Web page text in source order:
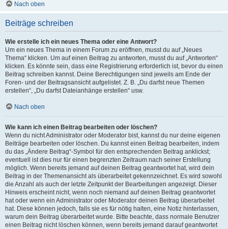
Nach oben
Beiträge schreiben
Wie erstelle ich ein neues Thema oder eine Antwort?
Um ein neues Thema in einem Forum zu eröffnen, musst du auf „Neues
Thema“ klicken. Um auf einen Beitrag zu antworten, musst du auf „Antworten“
klicken. Es könnte sein, dass eine Registrierung erforderlich ist, bevor du einen
Beitrag schreiben kannst. Deine Berechtigungen sind jeweils am Ende der
Foren- und der Beitragsansicht aufgelistet. Z. B. „Du darfst neue Themen
erstellen“, „Du darfst Dateianhänge erstellen“ usw.
Nach oben
Wie kann ich einen Beitrag bearbeiten oder löschen?
Wenn du nicht Administrator oder Moderator bist, kannst du nur deine eigenen
Beiträge bearbeiten oder löschen. Du kannst einen Beitrag bearbeiten, indem
du das „Ändere Beitrag“-Symbol für den entsprechenden Beitrag anklickst;
eventuell ist dies nur für einen begrenzten Zeitraum nach seiner Erstellung
möglich. Wenn bereits jemand auf deinen Beitrag geantwortet hat, wird dein
Beitrag in der Themenansicht als überarbeitet gekennzeichnet. Es wird sowohl
die Anzahl als auch der letzte Zeitpunkt der Bearbeitungen angezeigt. Dieser
Hinweis erscheint nicht, wenn noch niemand auf deinen Beitrag geantwortet
hat oder wenn ein Administrator oder Moderator deinen Beitrag überarbeitet
hat. Diese können jedoch, falls sie es für nötig halten, eine Notiz hinterlassen,
warum dein Beitrag überarbeitet wurde. Bitte beachte, dass normale Benutzer
einen Beitrag nicht löschen können, wenn bereits jemand darauf geantwortet